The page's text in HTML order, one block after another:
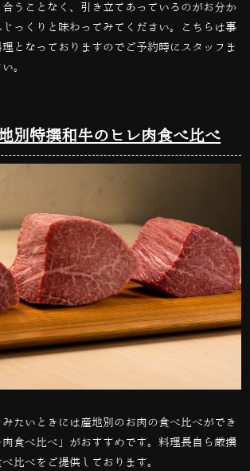
うことなく、引き立てあっているのがお分か
っくりと味わってみてください。こちらは事
となっておりますのでご予約時にスタッフま
。
別特撰和牛のヒレ肉食べ比べ
たいときには産地別のお肉の食べ比べができ
食べ比べ」がおすすめです。料理長自ら厳撰
比べをご提供しております。